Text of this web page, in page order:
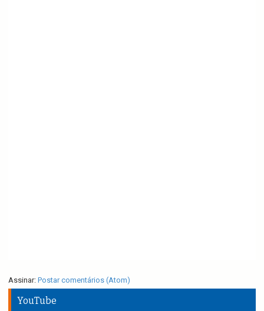
Assinar: Postar comentários (Atom)
YouTube